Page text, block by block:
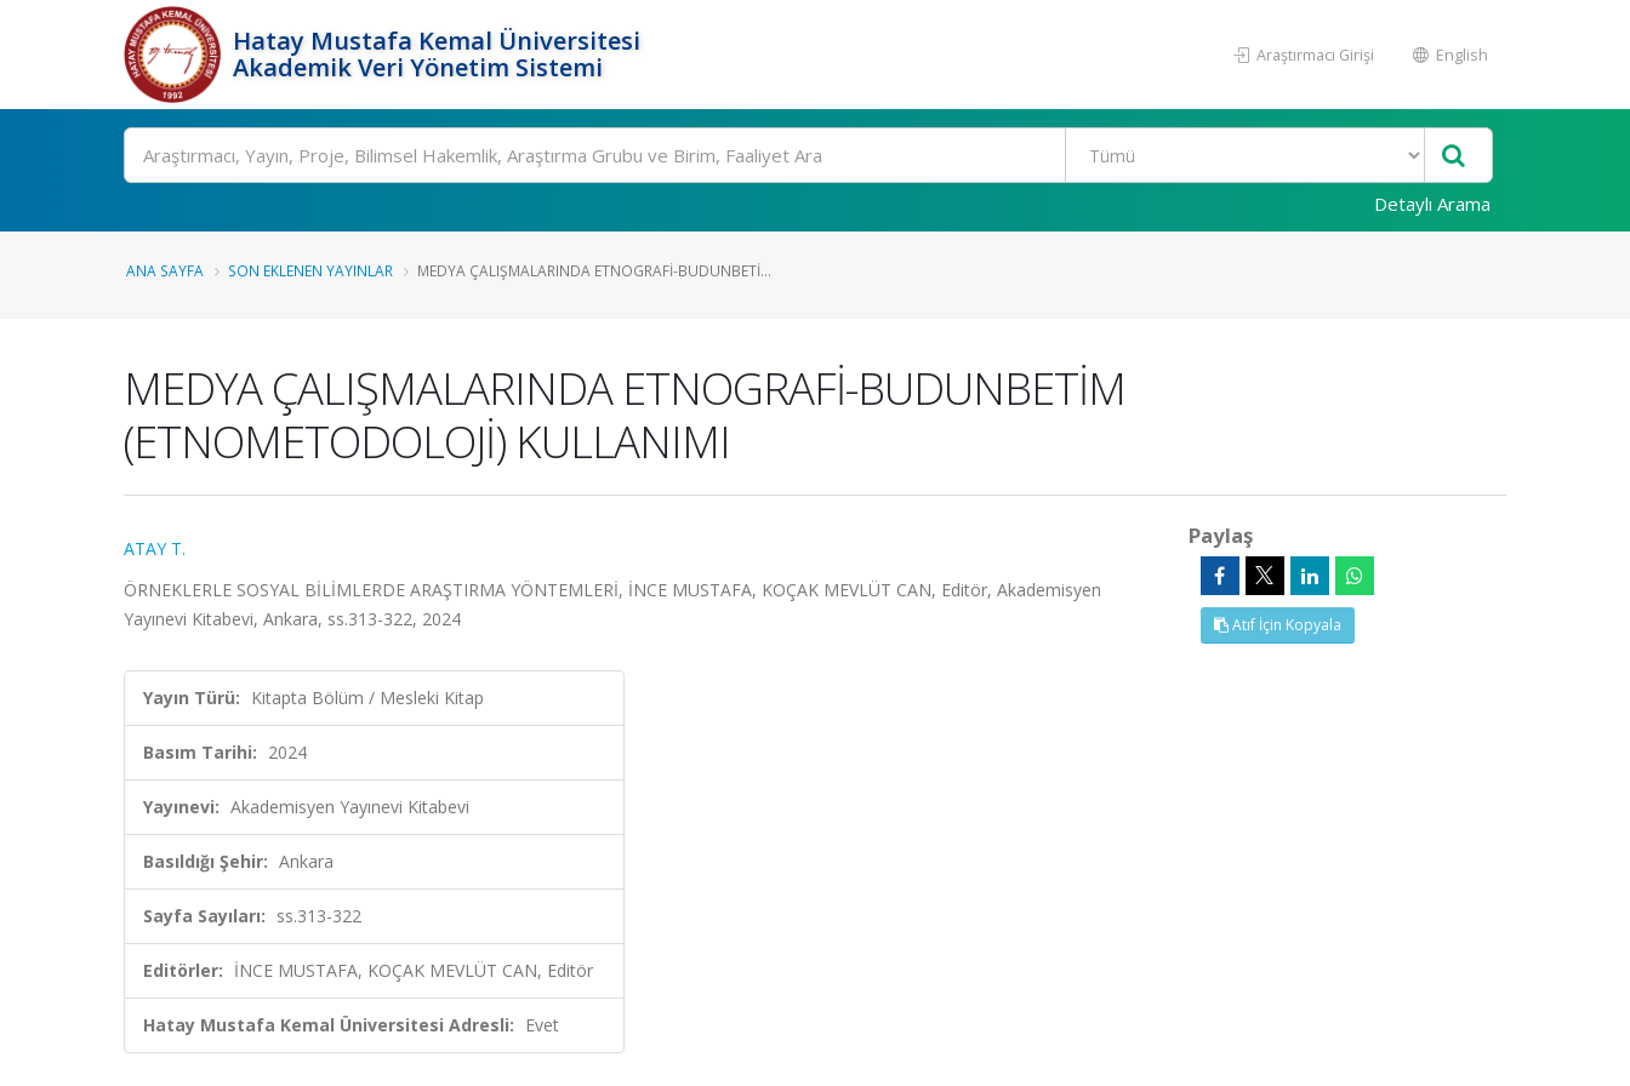
Hatay Mustafa Kemal Üniversitesi
Akademik Veri Yönetim Sistemi
Araştırmacı Girişi English
Ara
Detaylı Arama
ANA SAYFA SON EKLENEN YAYINLAR MEDYA ÇALIŞMALARINDA ETNOGRAFİ-BUDUNBETİ...
MEDYA ÇALIŞMALARINDA ETNOGRAFİ-BUDUNBETİM
(ETNOMETODOLOJİ) KULLANIMI
ATAY T.
ÖRNEKLERLE SOSYAL BİLİMLERDE ARAŞTIRMA YÖNTEMLERİ, İNCE MUSTAFA, KOÇAK MEVLÜT CAN, Editör, Akademisyen
Yayınevi Kitabevi, Ankara, ss.313-322, 2024
Yayın Türü: Kitapta Bölüm / Mesleki Kitap
Basım Tarihi: 2024
Yayınevi: Akademisyen Yayınevi Kitabevi
Basıldığı Şehir: Ankara
Sayfa Sayıları: ss.313-322
Editörler: İNCE MUSTAFA, KOÇAK MEVLÜT CAN, Editör
Hatay Mustafa Kemal Üniversitesi Adresli: Evet
Paylaş
Atıf İçin Kopyala